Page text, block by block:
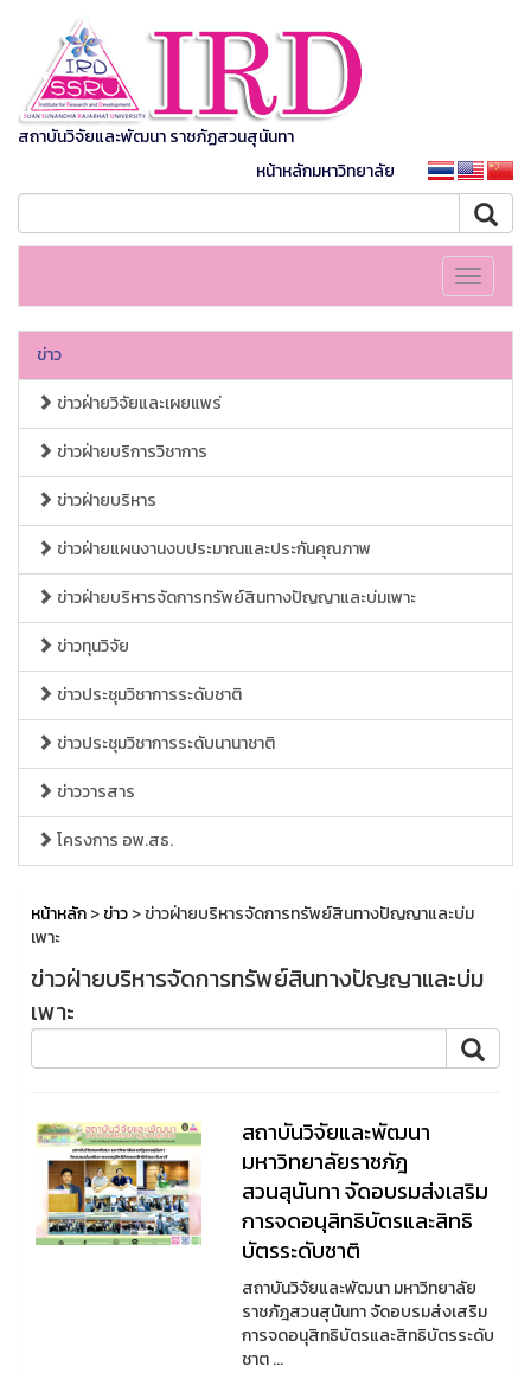
สถาบันวิจัยและพัฒนา ราชภัฏสวนสุนันทา
หน้าหลักมหาวิทยาลัย
Toggle
ข่าว
ข่าวฝ่ายวิจัยและเผยแพร่
ข่าวฝ่ายบริการวิชาการ
ข่าวฝ่ายบริหาร
ข่าวฝ่ายแผนงานงบประมาณและประกันคุณภาพ
ข่าวฝ่ายบริหารจัดการทรัพย์สินทางปัญญาและบ่มเพาะ
ข่าวทุนวิจัย
ข่าวประชุมวิชาการระดับชาติ
ข่าวประชุมวิชาการระดับนานาชาติ
ข่าววารสาร
โครงการ อพ.สธ.
หน้าหลัก>ข่าว> ข่าวฝ่ายบริหารจัดการทรัพย์สินทางปัญญาและบ่ม
เพาะ
ข่าวฝ่ายบริหารจัดการทรัพย์สินทางปัญญาและบ่ม
เพาะ
สถาบันวิจัยและพัฒนา
มหาวิทยาลัยราชภัฎ
สวนสุนันทา จัดอบรมส่งเสริม
การจดอนุสิทธิบัตรและสิทธิ
บัตรระดับชาติ
สถาบันวิจัยและพัฒนา มหาวิทยาลัย
ราชภัฎสวนสุนันทา จัดอบรมส่งเสริม
การจดอนุสิทธิบัตรและสิทธิบัตรระดับ
ชาต ...